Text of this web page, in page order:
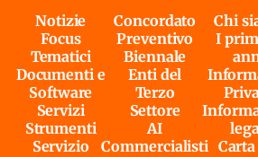
Notizie
Focus
Tematici
Documenti e
Software
Servizi
Strumenti
Servizio
Concordato
Preventivo
Biennale
Enti del
Terzo
Settore
AI
Commercialisti
Chi
I